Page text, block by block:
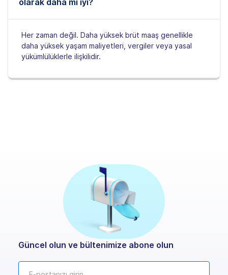
Her zaman değil. Daha yüksek brüt maaş genellikle
daha yüksek yaşam maliyetleri, vergiler veya yasal
yükümlülüklerle ilişkilidir.
Güncel olun ve bültenimize abone olun